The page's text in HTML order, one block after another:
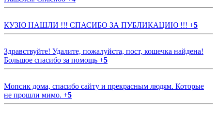
КУЗЮ НАШЛИ !!! СПАСИБО ЗА ПУБЛИКАЦИЮ !!! +5
Здравствуйте! Удалите, пожалуйста, пост, кошечка найдена!
Большое спасибо за помощь +5
Мопсик дома, спасибо сайту и прекрасным людям. Которые
не прошли мимо. +5